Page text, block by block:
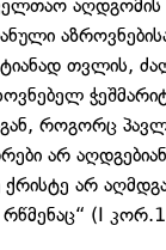
აღდგომის
თვლის,
როგორც
არ
არ
რწმენაც“ (I